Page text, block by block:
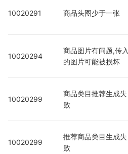
10020291 商品头图少于一张
10020294
商品图片有问题,传入
的图片可能被损坏
10020299
商品类目推荐生成失
败
10020299
推荐商品类目生成失
败